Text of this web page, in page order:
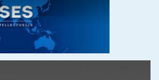
dehors d’un contexte très